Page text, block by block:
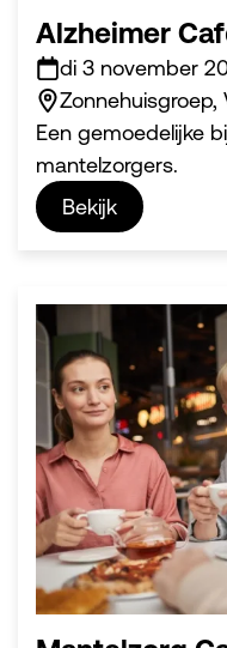
Alzheimer
di 3 november
Zonnehuisgroep,
Een gemoedelijke
mantelzorgers.
Bekijk